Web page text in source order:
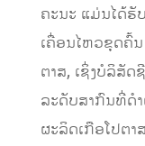
ຄະນະ ແມ່ນໄດ້ຮັ
ເຄື່ອນໄຫວຂຸດຄົ້
ຕາສ, ເຊິ່ງບໍລິສັດ
ລະດັບສາກົນທີ່ດໍ
ຜະລິດເກືອໂປຕາ